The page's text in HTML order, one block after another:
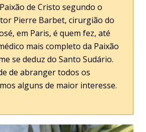
de Cristo segundo o
Pierre Barbet, cirurgião do
em Paris, é quem fez, até
mais completo da Paixão
se deduz do Santo Sudário.
de abranger todos os
alguns de maior interesse.